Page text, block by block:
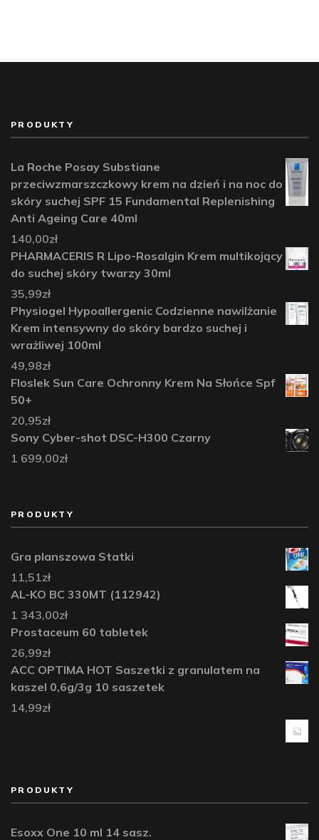
PRODUKTY
La Roche Posay Substiane
przeciwzmarszczkowy krem na dzień i na noc do
skóry suchej SPF 15 Fundamental Replenishing
Anti Ageing Care 40ml
140,00zł
PHARMACERIS R Lipo-Rosalgin Krem multikojący
do suchej skóry twarzy 30ml
35,99zł
Physiogel Hypoallergenic Codzienne nawilżanie
Krem intensywny do skóry bardzo suchej i
wrażliwej 100ml
49,98zł
Floslek Sun Care Ochronny Krem Na Słońce Spf
50+
20,95zł
Sony Cyber-shot DSC-H300 Czarny
1 699,00zł
PRODUKTY
Gra planszowa Statki
11,51zł
AL-KO BC 330MT (112942)
1 343,00zł
Prostaceum 60 tabletek
26,99zł
ACC OPTIMA HOT Saszetki z granulatem na
kaszel 0,6g/3g 10 saszetek
14,99zł
PRODUKTY
Esoxx One 10 ml 14 sasz.